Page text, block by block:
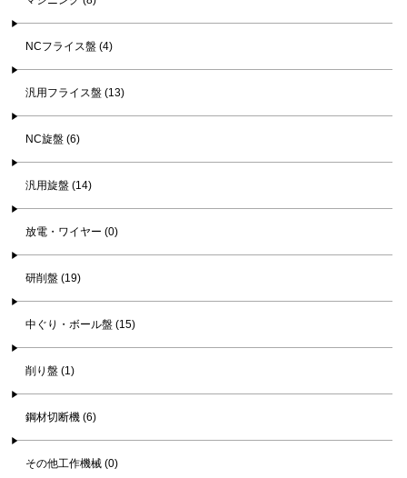
NCフライス盤 (4)
汎用フライス盤 (13)
NC旋盤 (6)
汎用旋盤 (14)
放電・ワイヤー (0)
研削盤 (19)
中ぐり・ボール盤 (15)
削り盤 (1)
鋼材切断機 (6)
その他工作機械 (0)